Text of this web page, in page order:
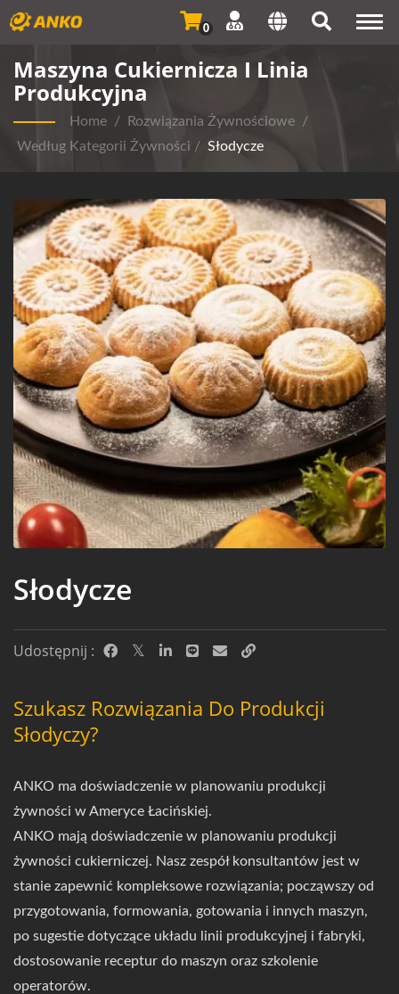
0
Maszyna Cukiernicza I Linia
Produkcyjna
Home / Rozwiązania Żywnościowe /
Według Kategorii Żywności / Słodycze
Słodycze
Udostępnij :
Szukasz Rozwiązania Do Produkcji
Słodyczy?
ANKO ma doświadczenie w planowaniu produkcji
żywności w Ameryce Łacińskiej.
ANKO mają doświadczenie w planowaniu produkcji
żywności cukierniczej. Nasz zespół konsultantów jest w
stanie zapewnić kompleksowe rozwiązania; począwszy od
przygotowania, formowania, gotowania i innych maszyn,
po sugestie dotyczące układu linii produkcyjnej i fabryki,
dostosowanie receptur do maszyn oraz szkolenie
operatorów.